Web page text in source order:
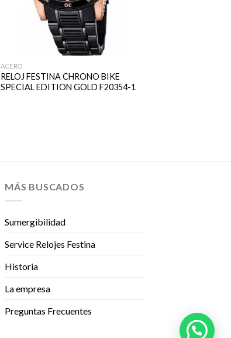
ACERO
RELOJ FESTINA CHRONO BIKE
SPECIAL EDITION GOLD F20354-1
MÁS BUSCADOS
Sumergibilidad
Service Relojes Festina
Historia
La empresa
Preguntas Frecuentes